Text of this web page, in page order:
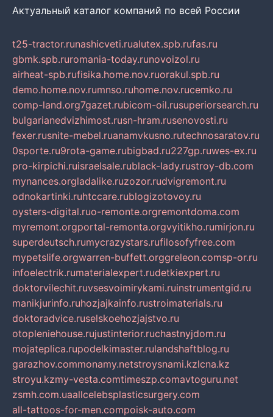
Актуальный каталог компаний по всей России
t25-tractor.runashicveti.rualutex.spb.rufas.ru
gbmk.spb.ruromania-today.runovoizol.ru
airheat-spb.rufisika.home.nov.ruorakul.spb.ru
demo.home.nov.rumnso.ruhome.nov.rucemko.ru
comp-land.org7gazet.rubicom-oil.rusuperiorsearch.ru
bulgarianedvizhimost.rusn-hram.rusenovosti.ru
fexer.rusnite-mebel.ruanamvkusno.rutechnosaratov.ru
0sporte.ru9rota-game.rubigbad.ru227gp.ruwes-ex.ru
pro-kirpichi.ruisraelsale.rublack-lady.rustroy-db.com
mynances.orgladalike.ruzozor.rudvigremont.ru
odnokartinki.ruhtccare.rublogizotovoy.ru
oysters-digital.ruo-remonte.orgremontdoma.com
myremont.orgportal-remonta.orgvyitikho.rumirjon.ru
superdeutsch.rumycrazystars.rufilosofyfree.com
mypetslife.orgwarren-buffett.orggreleon.comsp-or.ru
infoelectrik.rumaterialexpert.rudetkiexpert.ru
doktorvilechit.ruvsesvoimirykami.ruinstrumentgid.ru
manikjurinfo.ruhozjajkainfo.rustroimaterials.ru
doktoradvice.ruselskoehozjajstvo.ru
otopleniehouse.rujustinterior.ruchastnyjdom.ru
mojateplica.rupodelkimaster.rulandshaftblog.ru
garazhov.commonamy.netstroysnami.kzlcna.kz
stroyu.kzmy-vesta.comtimeszp.comavtoguru.net
zsmh.com.uaallcelebsplasticsurgery.com
all-tattoos-for-men.compoisk-auto.com